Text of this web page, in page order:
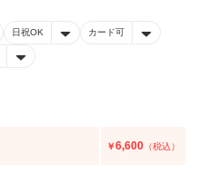
日祝OK カード可
￥6,600 （税込）